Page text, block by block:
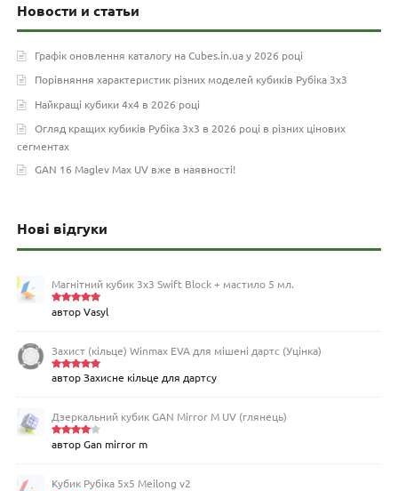
Новости и статьи
Графік оновлення каталогу на Cubes.in.ua у 2026 році
Порівняння характеристик різних моделей кубиків Рубіка 3х3
Найкращі кубики 4х4 в 2026 році
Огляд кращих кубиків Рубіка 3х3 в 2026 році в різних цінових
сегментах
GAN 16 Maglev Max UV вже в наявності!
Нові відгуки
Магнітний кубик 3х3 Swift Block + мастило 5 мл.
Оцінено
автор Vasyl
Захист (кільце) Winmax EVA для мішені дартс (Уцінка)
Оцінено
автор Захисне кільце для дартсу
Дзеркальний кубик GAN Mirror M UV (глянець)
Оцінен
5
автор Gan mirror m
Кубик Рубіка 5x5 Meilong v2